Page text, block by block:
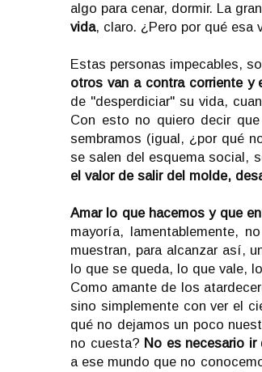
algo para cenar, dormir. La
vida, claro. ¿Pero por qué esa
Estas personas impecables,
otros van a contra corriente y
de "desperdiciar" su vida,
Con esto no quiero decir
sembramos (igual, ¿por qué
se salen del esquema social,
el valor de salir del molde,
Amar lo que hacemos y que
mayoría, lamentablemente,
muestran, para alcanzar así,
lo que se queda, lo que vale,
Como amante de los
sino simplemente con ver el
qué no dejamos un poco
no cuesta? No es necesario
a ese mundo que no